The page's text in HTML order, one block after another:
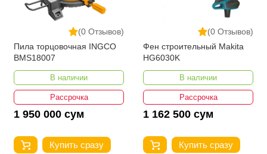
(0 Отзывов)
Пила торцовочная INGCO
BMS18007
В наличии
Рассрочка
1 950 000 сум
Купить сразу
(0 Отзывов)
Фен строительный Makita
HG6030K
В наличии
Рассрочка
1 162 500 сум
Купить сразу